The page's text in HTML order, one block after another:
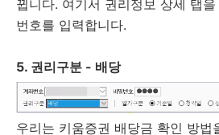
뀝니다. 여기서 권리정보 상세 탭
번호를 입력합니다.
5. 권리구분 - 배당
우리는 키움증권 배당금 확인 방법